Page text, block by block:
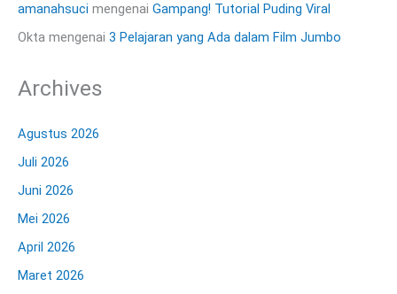
amanahsuci mengenai Gampang! Tutorial Puding Viral
Okta mengenai 3 Pelajaran yang Ada dalam Film Jumbo
Archives
Agustus 2026
Juli 2026
Juni 2026
Mei 2026
April 2026
Maret 2026